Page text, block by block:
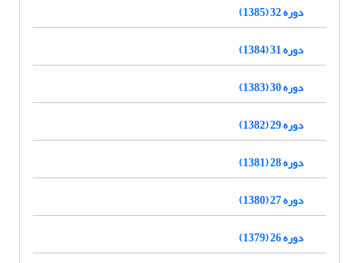
دوره 32 (1385)
دوره 31 (1384)
دوره 30 (1383)
دوره 29 (1382)
دوره 28 (1381)
دوره 27 (1380)
دوره 26 (1379)